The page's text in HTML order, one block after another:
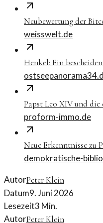
Neubewertung der
weisswelt.de
Henkel: Ein
Papst Leo XIV und
proform-immo.de
Neue Erkenntnisse zu
demokratische-
AutorPeter Klein
Datum9. Juni 2026
Lesezeit3 Min.
AutorPeter Klein